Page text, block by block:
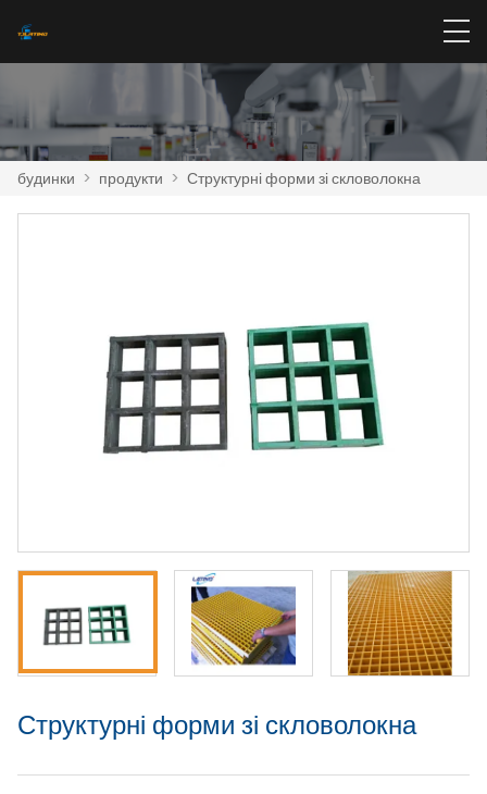
будинки > продукти > Структурні форми зі скловолокна
Структурні форми зі скловолокна